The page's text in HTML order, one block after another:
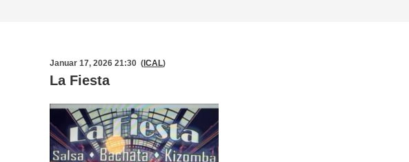
Januar 17, 2026 21:30 ( ICAL)
La Fiesta